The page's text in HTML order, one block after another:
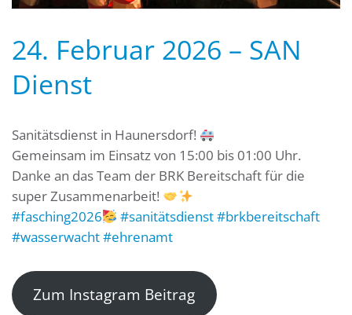
24. Februar 2026 – SAN
Dienst
Sanitätsdienst in Haunersdorf!
Gemeinsam im Einsatz von 15:00 bis 01:00 Uhr.
Danke an das Team der BRK Bereitschaft für die
super Zusammenarbeit!
#fasching2026
#sanitätsdienst#brkbereitschaft
#wasserwacht#ehrenamt
Zum Instagram Beitrag